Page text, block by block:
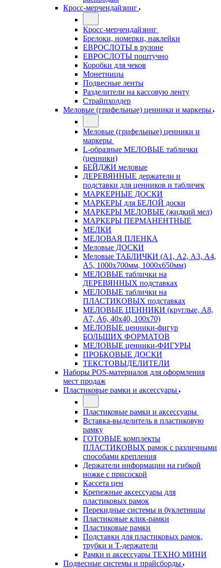
Кросс-мерчендайзинг
Кросс-мерчендайзинг
Брелоки, номерки, наклейки
ЕВРОСЛОТЫ в рулоне
ЕВРОСЛОТЫ поштучно
Коробки для чеков
Монетницы
Подвесные ленты
Разделители на кассовую ленту
Страйпхолдер
Меловые (грифельные) ценники и маркеры
Меловые (грифельные) ценники и
маркеры
L-образные МЕЛОВЫЕ таблички
(ценники)
БЕЙДЖИ меловые
ДЕРЕВЯННЫЕ держатели и
подставки для ценников и табличек
МАРКЕРНЫЕ ДОСКИ
МАРКЕРЫ для БЕЛОЙ доски
МАРКЕРЫ МЕЛОВЫЕ (жидкий мел)
МАРКЕРЫ ПЕРМАНЕНТНЫЕ
МЕЛКИ
МЕЛОВАЯ ПЛЕНКА
Меловые ДОСКИ
Меловые ТАБЛИЧКИ (А1, А2, А3, А4,
А5, 1000х700мм, 1000х650мм)
МЕЛОВЫЕ таблички на
ДЕРЕВЯННЫХ подставках
МЕЛОВЫЕ таблички на
ПЛАСТИКОВЫХ подставках
МЕЛОВЫЕ ЦЕННИКИ (круглые, А8,
А7, А6, 40х40, 100х70)
МЕЛОВЫЕ ценники-фигур
БОЛЬШИХ ФОРМАТОВ
МЕЛОВЫЕ ценники-ФИГУРЫ
ПРОБКОВЫЕ ДОСКИ
ТЕКСТОВЫДЕЛИТЕЛИ
Наборы POS-материалов для оформления
мест продаж
Пластиковые рамки и аксессуары
Пластиковые рамки и аксессуары
Вставка-выделитель в пластиковую
рамку
ГОТОВЫЕ комплекты
ПЛАСТИКОВЫХ рамок с различными
способами крепления
Держатели информации на гибкой
ножке с присоской
Кассета цен
Крепежные аксессуары для
пластиковых рамок
Перекидные системы и буклетницы
Пластиковые клик-рамки
Пластиковые рамки
Подставки для пластиковых рамок,
трубки и Т-держатели
Рамки и аксессуары ТЕХНО МИНИ
Подвесные системы и прайсборды